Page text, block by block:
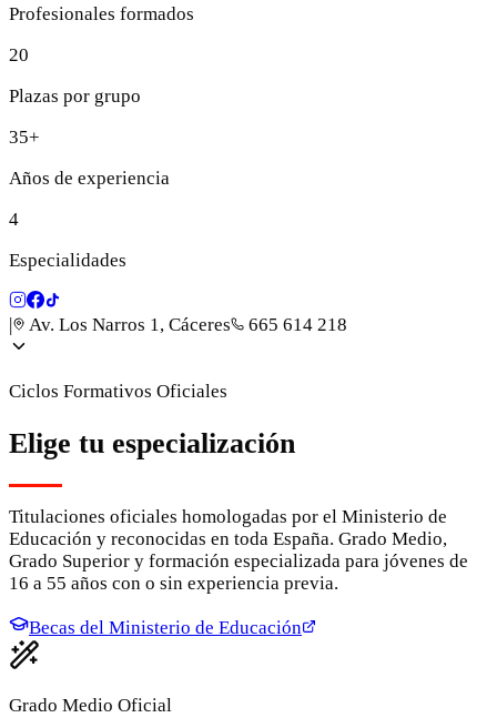
Profesionales formados
20
Plazas por grupo
35+
Años de experiencia
4
Especialidades
Av. Los Narros 1, Cáceres 665 614 218
Ciclos Formativos Oficiales
Elige tu especialización
Titulaciones oficiales homologadas por el Ministerio de
Educación y reconocidas en toda España. Grado Medio,
Grado Superior y formación especializada para jóvenes de
16 a 55 años con o sin experiencia previa.
Becas del Ministerio de Educación
Grado Medio Oficial